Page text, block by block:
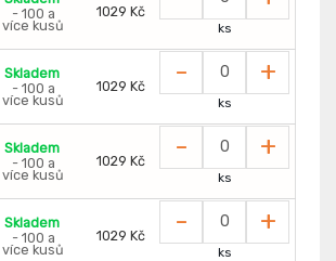
- 100 a
více kusů
1029 Kč
ks
Skladem
- 100 a
více kusů
1029 Kč - +
ks
Skladem
- 100 a
více kusů
1029 Kč - +
ks
Skladem
- 100 a
více kusů
1029 Kč - +
ks